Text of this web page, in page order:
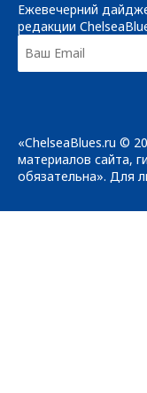
Ежевечерний
редакции
«ChelseaBlues.ru ©
материалов сайта,
обязательна». Для